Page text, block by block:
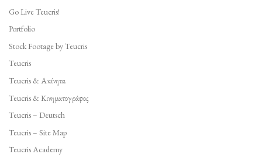
Go Live Teucris!
Portfolio
Stock Footage by Teucris
Teucris
Teucris & Ακίνητα
Teucris & Κινηματογράφος
Teucris – Deutsch
Teucris – Site Map
Teucris Academy